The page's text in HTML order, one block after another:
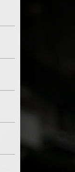
Lundi 03 Août